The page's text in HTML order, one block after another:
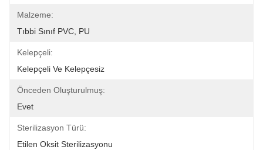
Malzeme:
Tıbbi Sınıf PVC, PU
Kelepçeli:
Kelepçeli Ve Kelepçesiz
Önceden Oluşturulmuş:
Evet
Sterilizasyon Türü:
Etilen Oksit Sterilizasyonu